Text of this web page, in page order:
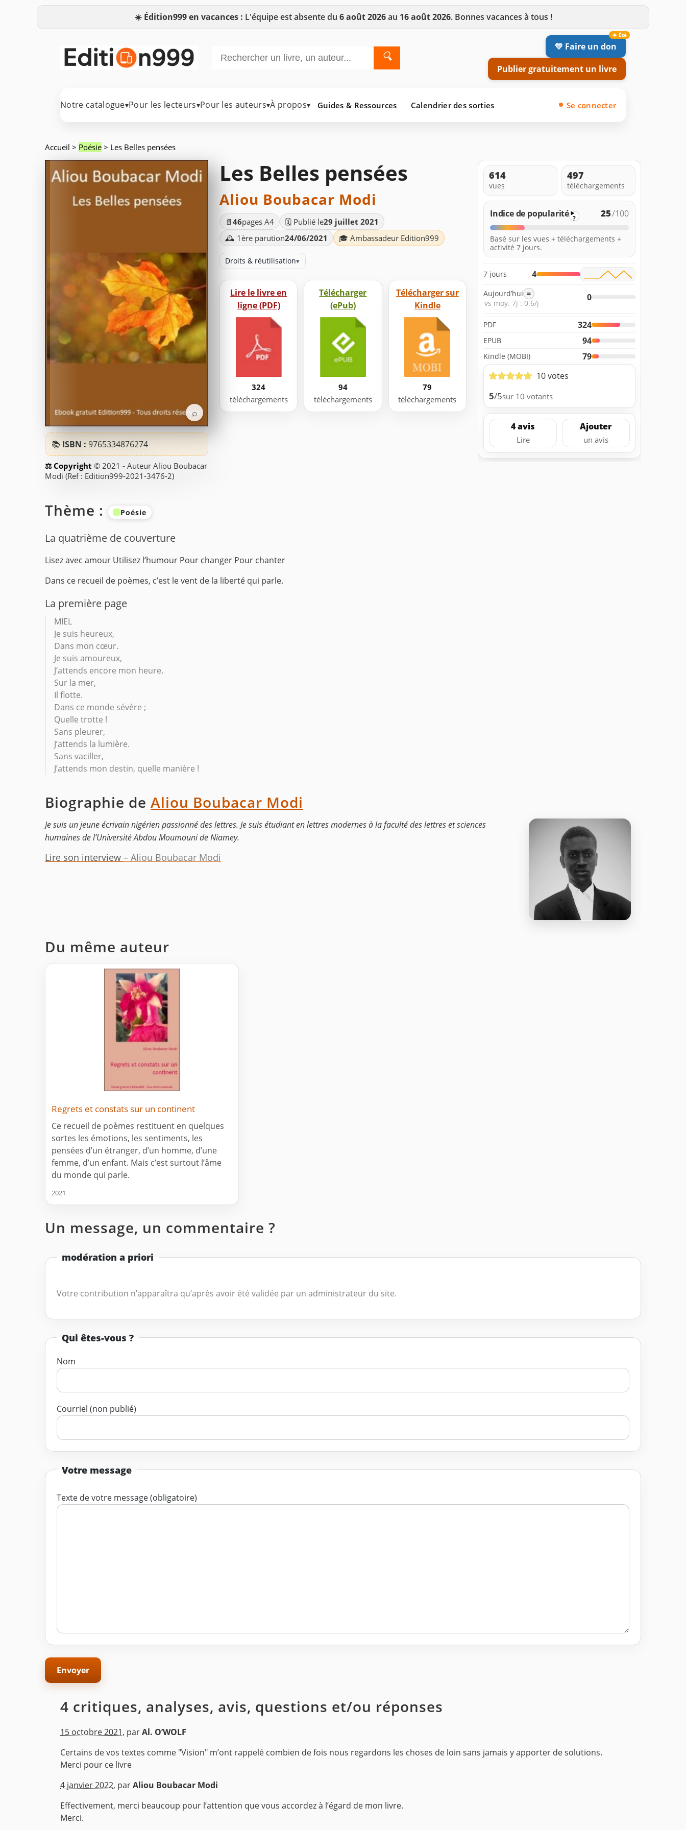
☀️ Édition999 en vacances : L'équipe est absente du 6 août 2026au 16 août 2026. Bonnes vacances à tous !
🔍
💛 Faire un don
Publier gratuitement un livre
Notre catalogue▾Pour les lecteurs▾Pour les auteurs▾À propos▾ Guides & Ressources Calendrier des sorties Se connecter
Accueil > Poésie > Les Belles pensées
⌕
📚 ISBN : 9765334876274
© 2021 - Auteur Aliou Boubacar
Modi (Ref : Edition999-2021-3476-2)
Les Belles pensées
Aliou Boubacar Modi
📄 46pages A4 🗓️ Publié le29 juillet 2021
🕰️ 1ère parution24/06/2021 🎓 Ambassadeur Edition999
Droits & réutilisation▾
Lire le livre en
ligne (PDF)
324
téléchargements
Télécharger
(ePub)
94
téléchargements
Télécharger sur
Kindle
79
téléchargements
614
vues
497
téléchargements
Indice de popularité ? 25/100
Basé sur les vues + téléchargements +
activité 7 jours.
7 jours 4
Aujourd’hui =
vs moy. 7j : 0.6/j
0
PDF 324
EPUB 94
Kindle (MOBI)
79
10 votes
5/5sur 10 votants
4 avis
Lire
Ajouter
un avis
Thème : Poésie
La quatrième de couverture
Lisez avec amour Utilisez l’humour Pour changer Pour chanter
Dans ce recueil de poèmes, c’est le vent de la liberté qui parle.
La première page
MIEL
Je suis heureux,
Dans mon cœur.
Je suis amoureux,
J’attends encore mon heure.
Sur la mer,
Il flotte.
Dans ce monde sévère ;
Quelle trotte !
Sans pleurer,
J’attends la lumière.
Sans vaciller,
J’attends mon destin, quelle manière !
Biographie de Aliou Boubacar Modi
Je suis un jeune écrivain nigérien passionné des lettres. Je suis étudiant en lettres modernes à la faculté des lettres et sciences
humaines de l’Université Abdou Moumouni de Niamey.
Lire son interview – Aliou Boubacar Modi
Du même auteur
Regrets et constats sur un continent
Ce recueil de poèmes restituent en quelques
sortes les émotions, les sentiments, les
pensées d’un étranger, d’un homme, d’une
femme, d’un enfant. Mais c’est surtout l’âme
du monde qui parle.
2021
Un message, un commentaire ?
modération a priori
Votre contribution n’apparaîtra qu’après avoir été validée par un administrateur du site.
Qui êtes-vous ?
Nom
Courriel (non publié)
Votre message
Texte de votre message (obligatoire)
4 critiques, analyses, avis, questions et/ou réponses
15 octobre 2021, parAl. O’WOLF
Certains de vos textes comme "Vision" m’ont rappelé combien de fois nous regardons les choses de loin sans jamais y apporter de solutions.
Merci pour ce livre
^
4 janvier 2022, parAliou Boubacar Modi
Effectivement, merci beaucoup pour l’attention que vous accordez à l’égard de mon livre.
Merci.